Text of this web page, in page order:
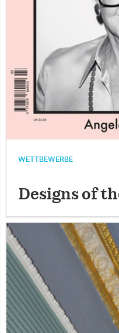
WETTBEWERBE
Designs of